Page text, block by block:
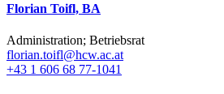
Florian Toifl, BA
Administration; Betriebsrat
florian.toifl@hcw.ac.at
+43 1 606 68 77-1041